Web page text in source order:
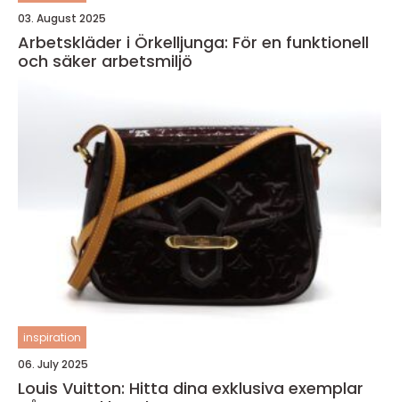
03. August 2025
Arbetskläder i Örkelljunga: För en funktionell
och säker arbetsmiljö
inspiration
06. July 2025
Louis Vuitton: Hitta dina exklusiva exemplar